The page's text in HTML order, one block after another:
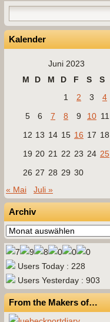
Kalender
Juni 2023
M
D M D F S
S
1
2 3
4
5
6 7 8 9 10 11
12 13 14 15 16 17 18
19 20 21 22 23 24 25
26 27 28 29 30
« Mai
Juli »
Archiv
Archiv
Users Today : 228
Users Yesterday : 903
From the Makers of…